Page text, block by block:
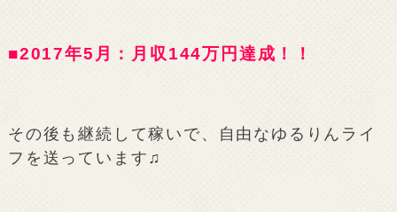
■2017年5月：月収144万円達成！！
その後も継続して稼いで、自由なゆるりんライ
フを送っています♫